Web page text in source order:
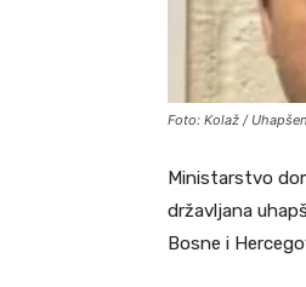
Foto: Kolaž /
Ministarstvo
državljana
Bosne i